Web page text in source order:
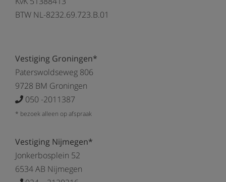
BTW NL-8232.69.723.B.01
Vestiging Groningen*
Paterswoldseweg 806
9728 BM Groningen
050 -2011387
* bezoek alleen op afspraak
Vestiging Nijmegen*
Jonkerbosplein 52
6534 AB Nijmegen